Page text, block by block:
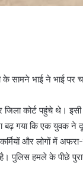
के सामने भाई ने भाई
कोर्ट पहुंचे थे।
बढ़ गया कि एक युवक
और लोगों में
पुलिस हमले के पीछे